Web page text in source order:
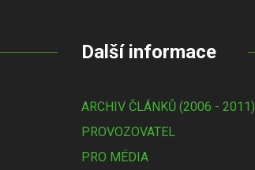
Další informace
ARCHIV ČLÁNKŮ (2006 - 2011)
PROVOZOVATEL
PRO MÉDIA